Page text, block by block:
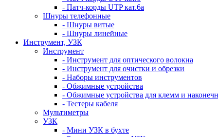
- Патч-корды UTP кат.6а
Шнуры телефонные
- Шнуры витые
- Шнуры линейные
Инструмент, УЗК
Инструмент
- Инструмент для оптического волокна
- Инструмент для очистки и обрезки
- Наборы инструментов
- Обжимные устройства
- Обжимные устройства для клемм и
- Тестеры кабеля
Мультиметры
УЗК
- Мини УЗК в бухте